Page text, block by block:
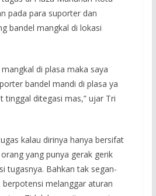
pada para suporter dan
bandel mangkal di lokasi
di plasa maka saya
bandel mandi di plasa ya
tinggal ditegasi mas,” ujar Tri
kalau dirinya hanya bersifat
yang punya gerak gerik
tugasnya. Bahkan tak segan-
berpotensi melanggar aturan